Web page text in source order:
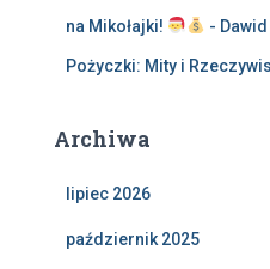
na Mikołajki! -
Pożyczki: Mity i
Archiwa
lipiec 2026
październik 2025